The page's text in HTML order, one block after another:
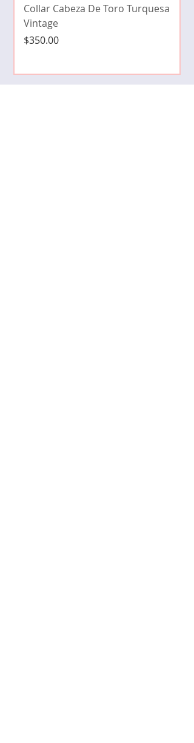
Collar Cabeza De Toro Turquesa
Vintage
Precio
$350.00